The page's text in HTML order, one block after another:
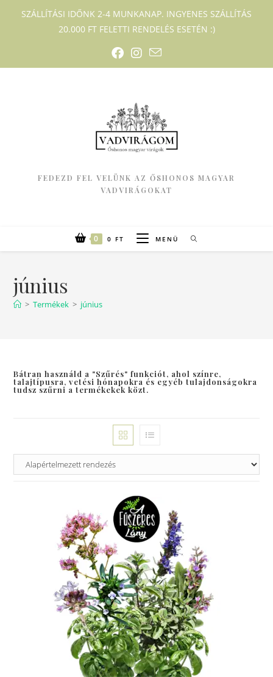
SZÁLLÍTÁSI IDŐNK 2-4 MUNKANAP. INGYENES SZÁLLÍTÁS
20.000 FT FELETTI RENDELÉS ESETÉN :)
FEDEZD FEL VELÜNK AZ ŐSHONOS MAGYAR
VADVIRÁGOKAT
0 0 FT MENÜ
június
> Termékek > június
Bátran használd a "Szűrés" funkciót, ahol színre,
talajtípusra, vetési hónapokra és egyéb tulajdonságokra
tudsz szűrni a termékekek közt.